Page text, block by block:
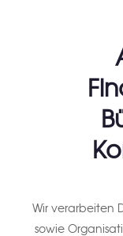
Wir verarbeiten
sowie